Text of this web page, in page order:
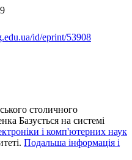
id/eprint/53908
столичного
Базується на системі
і комп'ютерних наук
Подальша інформація і